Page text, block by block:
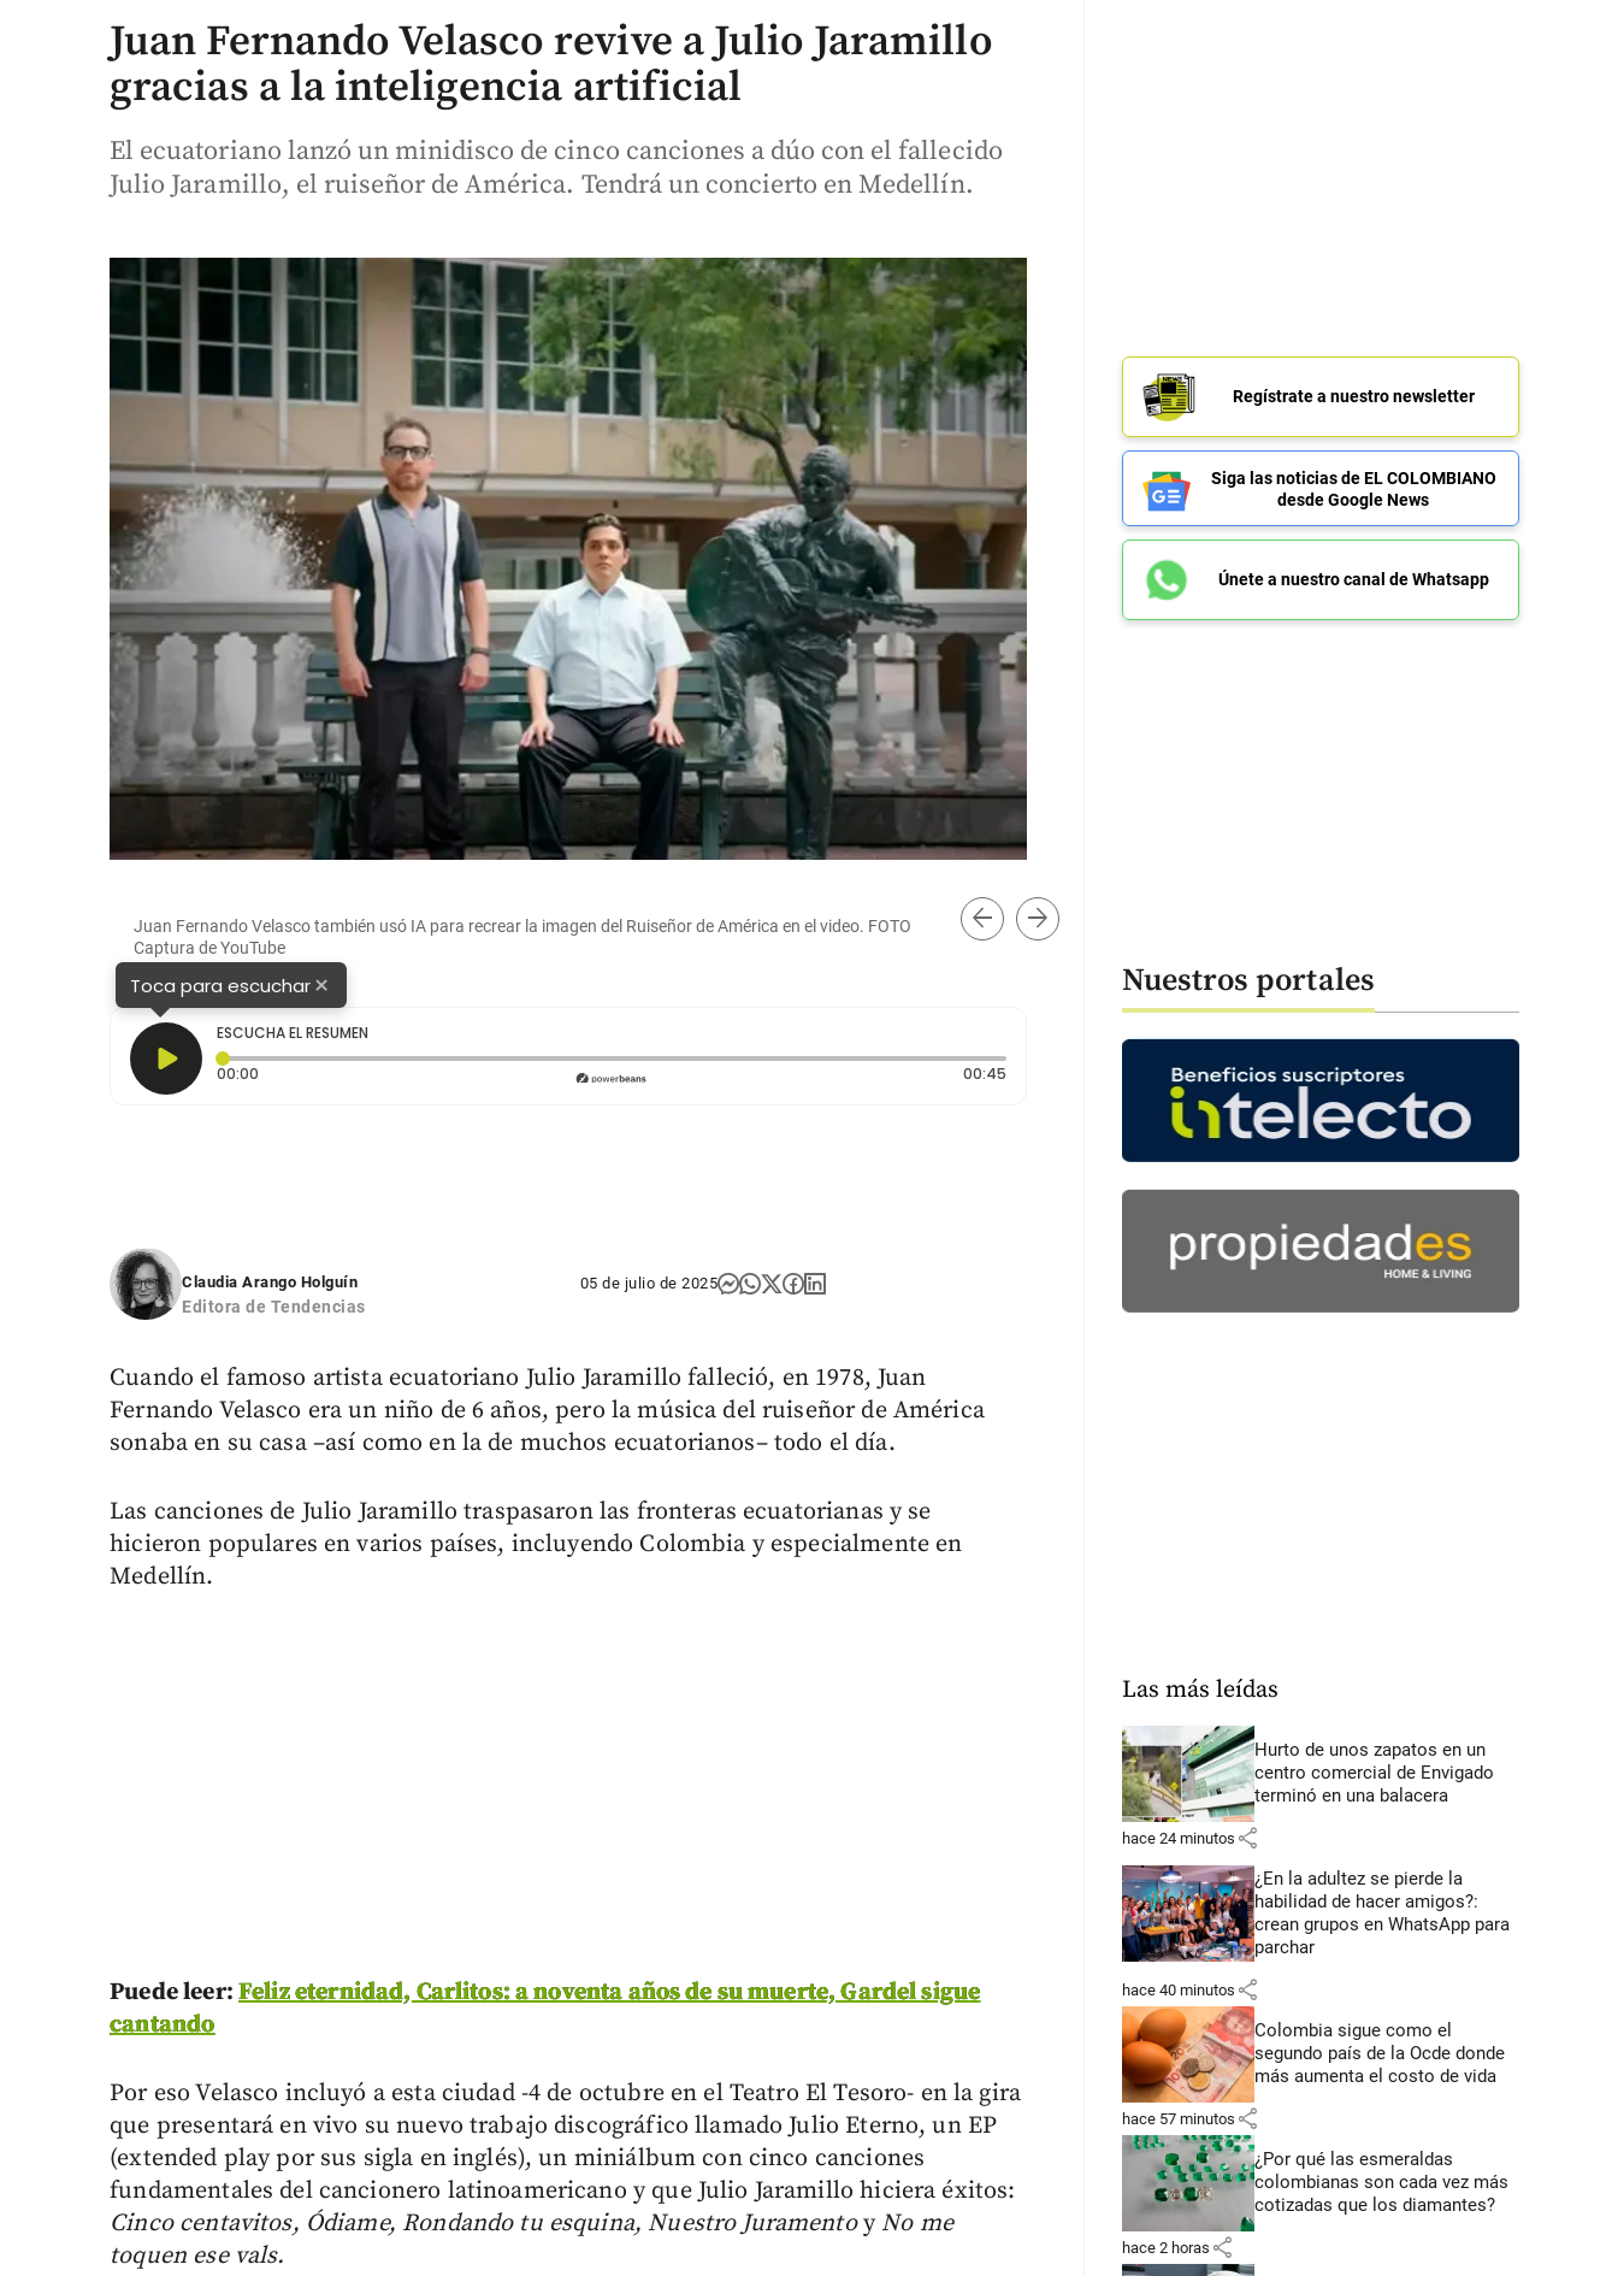
Juan Fernando Velasco revive a Julio Jaramillo
gracias a la inteligencia artificial
El ecuatoriano lanzó un minidisco de cinco canciones a dúo con el fallecido
Julio Jaramillo, el ruiseñor de América. Tendrá un concierto en Medellín.
arrow_back
Juan Fernando Velasco también usó IA para recrear la imagen del Ruiseñor de América en el video. FOTO
Captura de YouTube
Julio Jaramillo (en el círculo a la derecha) fue uno de los grandes
arrow_forward
Toca para escuchar×
ESCUCHA EL RESUMEN
00:00
00:45Duración: 45 segundos
Claudia Arango Holguín
Editora de Tendencias
05 de julio de 2025
Cuando el famoso artista ecuatoriano Julio Jaramillo falleció, en 1978, Juan
Fernando Velasco era un niño de 6 años, pero la música del ruiseñor de América
sonaba en su casa –así como en la de muchos ecuatorianos– todo el día.
Las canciones de Julio Jaramillo traspasaron las fronteras ecuatorianas y se
hicieron populares en varios países, incluyendo Colombia y especialmente en
Medellín.
Puede leer: Feliz eternidad, Carlitos: a noventa años de su muerte, Gardel sigue
cantando
Por eso Velasco incluyó a esta ciudad -4 de octubre en el Teatro El Tesoro- en la gira
que presentará en vivo su nuevo trabajo discográfico llamado Julio Eterno, un EP
(extended play por sus sigla en inglés), un miniálbum con cinco canciones
fundamentales del cancionero latinoamericano y que Julio Jaramillo hiciera éxitos:
Cinco centavitos, Ódiame, Rondando tu esquina, Nuestro Juramentoy No me
toquen ese vals.
Regístrate a nuestro newsletter
Siga las noticias de EL COLOMBIANO
desde Google News
Únete a nuestro canal de Whatsapp
Nuestros portales
Las más leídas
Hurto de unos zapatos en un
centro comercial de Envigado
terminó en una balacera
hace 24 minutos share
¿En la adultez se pierde la
habilidad de hacer amigos?:
crean grupos en WhatsApp para
parchar
hace 40 minutos share
Colombia sigue como el
segundo país de la Ocde donde
más aumenta el costo de vida
hace 57 minutos share
¿Por qué las esmeraldas
colombianas son cada vez más
cotizadas que los diamantes?
hace 2 horas share